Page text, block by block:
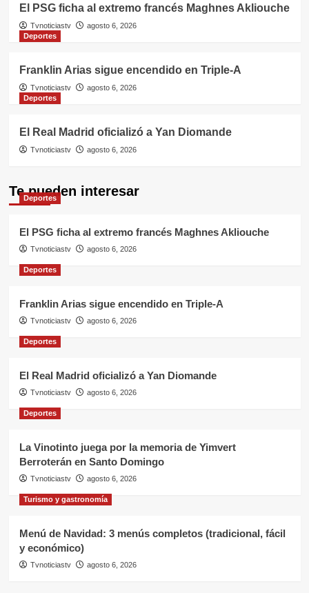
El PSG ficha al extremo francés Maghnes Akliouche
Tvnoticiastv
agosto 6, 2026
Deportes
Franklin Arias sigue encendido en Triple-A
Tvnoticiastv
agosto 6, 2026
Deportes
El Real Madrid oficializó a Yan Diomande
Tvnoticiastv agosto 6, 2026
Te pueden interesar
Deportes
El PSG ficha al extremo francés Maghnes Akliouche
Tvnoticiastv agosto 6, 2026
Deportes
Franklin Arias sigue encendido en Triple-A
Tvnoticiastv agosto 6, 2026
Deportes
El Real Madrid oficializó a Yan Diomande
Tvnoticiastv agosto 6, 2026
Deportes
La Vinotinto juega por la memoria de Yimvert
Berroterán en Santo Domingo
Tvnoticiastv agosto 6, 2026
Turismo y gastronomía
Menú de Navidad: 3 menús completos (tradicional, fácil
y económico)
Tvnoticiastv agosto 6, 2026